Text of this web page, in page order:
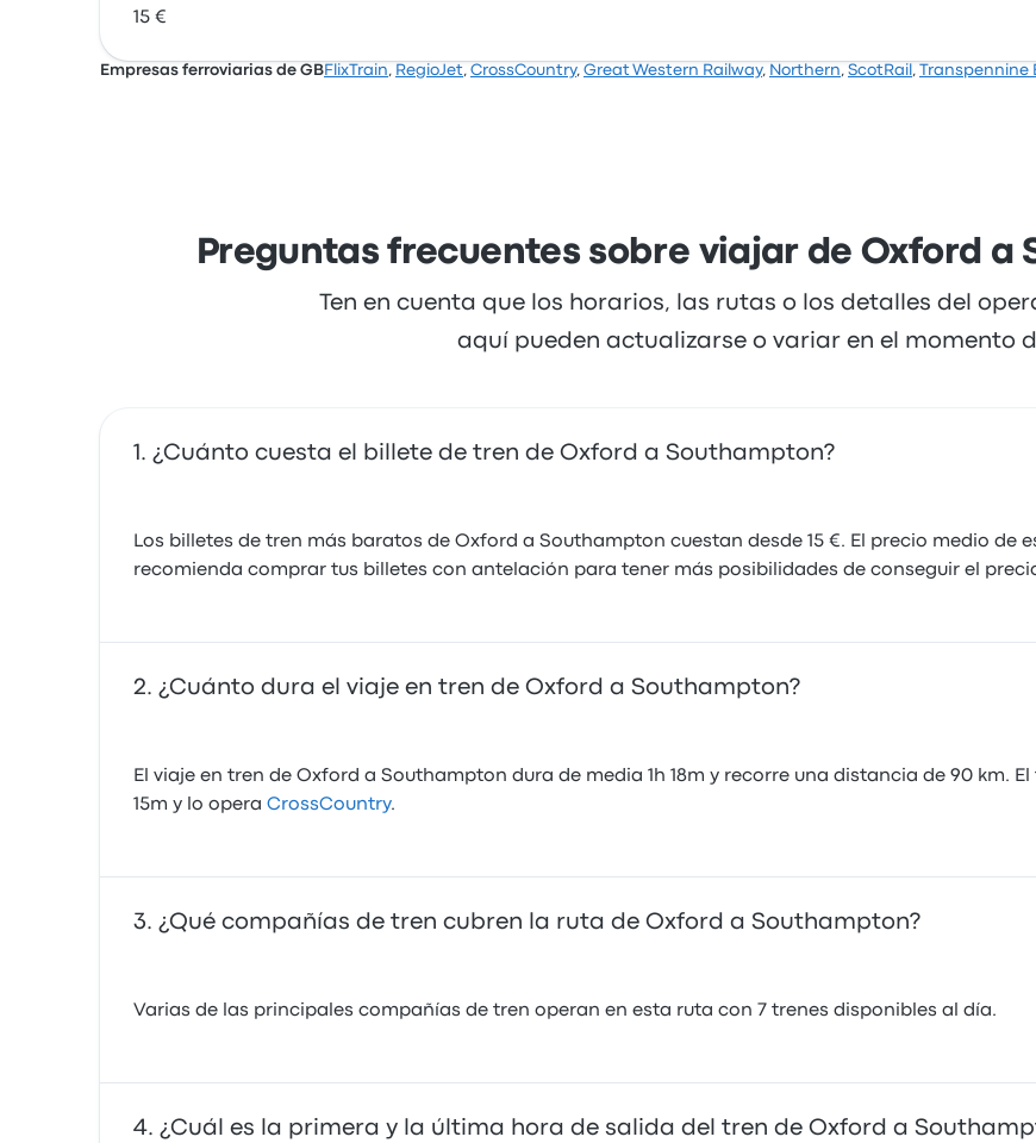
15 €
Empresas ferroviarias de GBFlixTrain, RegioJet, CrossCountry, Great Western Railway, Northern, ScotRail , Transpennine
Preguntas frecuentes sobre viajar de Oxford a
Ten en cuenta que los horarios, las rutas o los detalles del
aquí pueden actualizarse o variar en el momento
¿Cuánto cuesta el billete de tren de Oxford a Southampton?
Los billetes de tren más baratos de Oxford a Southampton cuestan desde 15 €. El precio medio de
recomienda comprar tus billetes con antelación para tener más posibilidades de conseguir el
¿Cuánto dura el viaje en tren de Oxford a Southampton?
El viaje en tren de Oxford a Southampton dura de media 1h 18m y recorre una distancia de 90 km.
15m y lo opera CrossCountry.
¿Qué compañías de tren cubren la ruta de Oxford a Southampton?
Varias de las principales compañías de tren operan en esta ruta con 7 trenes disponibles al día.
¿Cuál es la primera y la última hora de salida del tren de Oxford a